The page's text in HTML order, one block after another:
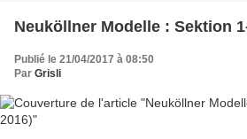
Neuköllner Modelle : Sektion
Publié le 21/04/2017 à 08:50
Par Grisli